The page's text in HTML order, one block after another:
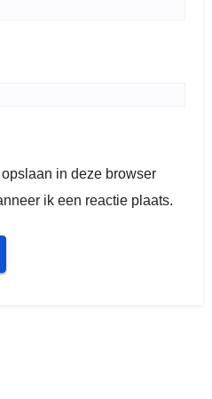
in deze browser
ik een reactie plaats.